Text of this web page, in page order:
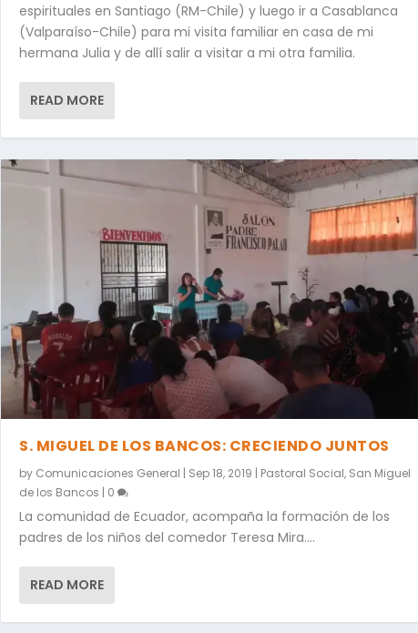
espirituales en Santiago (RM-Chile) y luego ir a Casablanca
(Valparaíso-Chile) para mi visita familiar en casa de mi
hermana Julia y de allí salir a visitar a mi otra familia.
READ MORE
S. MIGUEL DE LOS BANCOS: CRECIENDO JUNTOS
by Comunicaciones General | Sep 18, 2019 | Pastoral Social, San Miguel
de los Bancos | 0
La comunidad de Ecuador, acompaña la formación de los
padres de los niños del comedor Teresa Mira....
READ MORE